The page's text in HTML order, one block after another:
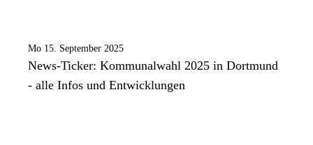
Mo 15. September 2025
News-Ticker: Kommunalwahl 2025 in Dortmund
- alle Infos und Entwicklungen